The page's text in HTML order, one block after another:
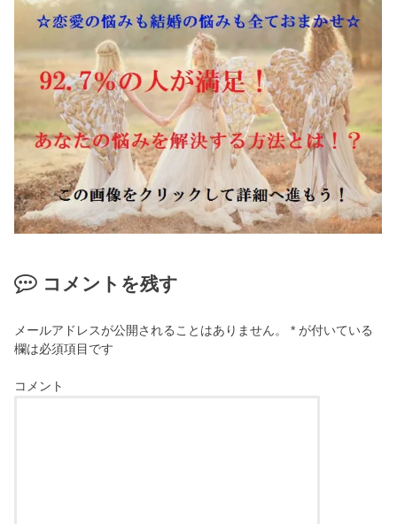
コメントを残す
メールアドレスが公開されることはありません。 * が付いている
欄は必須項目です
コメント